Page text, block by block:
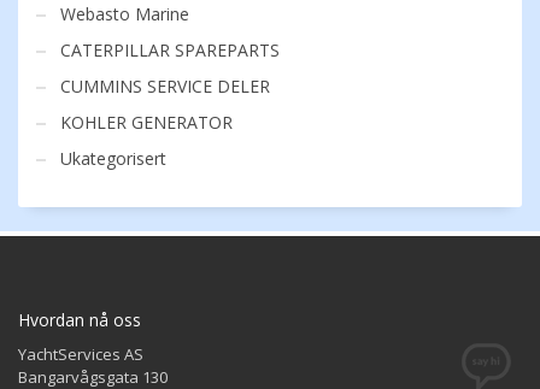
Webasto Marine
CATERPILLAR SPAREPARTS
CUMMINS SERVICE DELER
KOHLER GENERATOR
Ukategorisert
Hvordan nå oss
YachtServices AS
Bangarvågsgata 130